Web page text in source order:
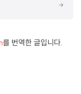
를 번역한 글입니다.